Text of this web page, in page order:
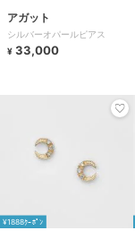
アガット
シルバーオパールピアス
¥ 33,000
¥1888ｸｰﾎﾟﾝ